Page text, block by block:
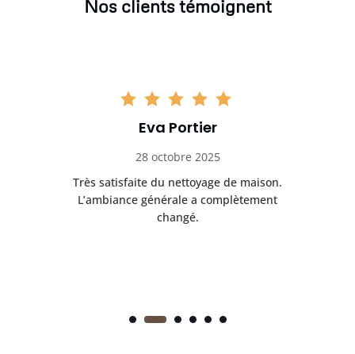
Nos clients témoignent
Eva Portier
28 octobre 2025
Très satisfaite du nettoyage de maison.
L’ambiance générale a complètement
changé.